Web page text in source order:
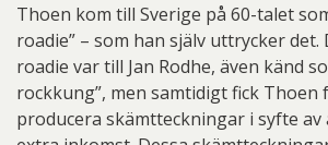
Thoen kom till Sverige på 60-talet
roadie” – som han själv uttrycker det.
roadie var till Jan Rodhe, även känd
rockkung”, men samtidigt fick Thoen
producera skämtteckningar i syfte